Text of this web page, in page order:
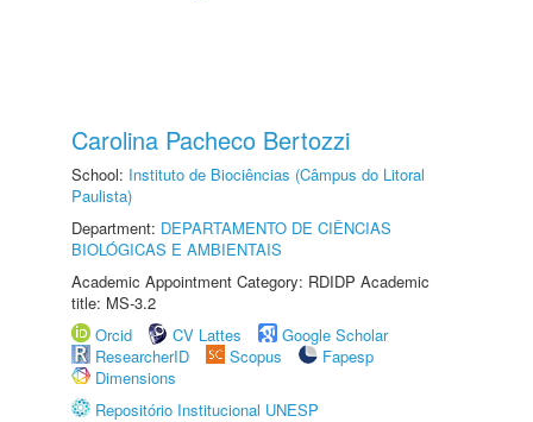
Carolina Pacheco Bertozzi
School: Instituto de Biociências (Câmpus do Litoral
Paulista)
Department: DEPARTAMENTO DE CIÊNCIAS
BIOLÓGICAS E AMBIENTAIS
Academic Appointment Category: RDIDP Academic
title: MS-3.2
Orcid
CV Lattes
Google Scholar
ResearcherID
Scopus
Fapesp
Dimensions
Repositório Institucional UNESP